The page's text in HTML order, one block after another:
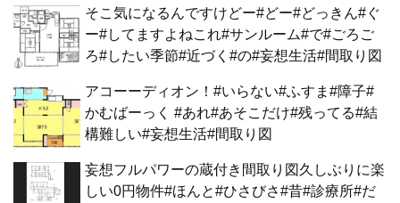
そこ気になるんですけどー#どー#どっきん#ぐ
ー#してますよねこれ#サンルーム#で#ごろご
ろ#したい季節#近づく#の#妄想生活#間取り図
アコーーディオン！#いらない#ふすま#障子#
かむばーっく #あれ#あそこだけ#残ってる#結
構難しい#妄想生活#間取り図
妄想フルパワーの蔵付き間取り図久しぶりに楽
しい0円物件#ほんと#ひさびさ#昔#診療所#だ